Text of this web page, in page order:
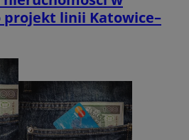
projekt linii Katowice–